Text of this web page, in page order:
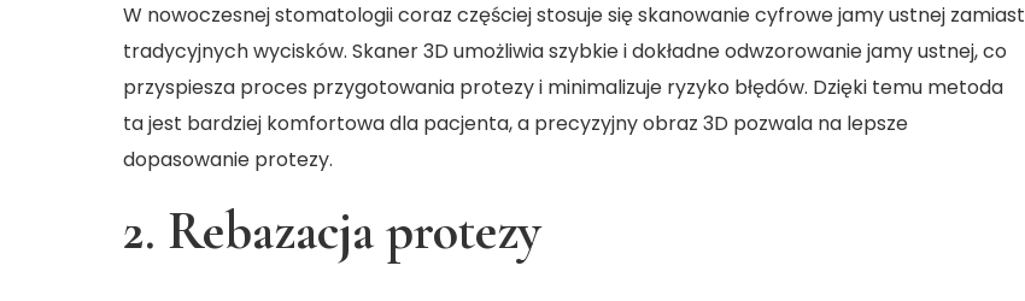
W nowoczesnej stomatologii coraz częściej stosuje się skanowanie cyfrowe jamy ustnej zamiast
tradycyjnych wycisków. Skaner 3D umożliwia szybkie i dokładne odwzorowanie jamy ustnej, co
przyspiesza proces przygotowania protezy i minimalizuje ryzyko błędów. Dzięki temu metoda
ta jest bardziej komfortowa dla pacjenta, a precyzyjny obraz 3D pozwala na lepsze
dopasowanie protezy.
2. Rebazacja protezy